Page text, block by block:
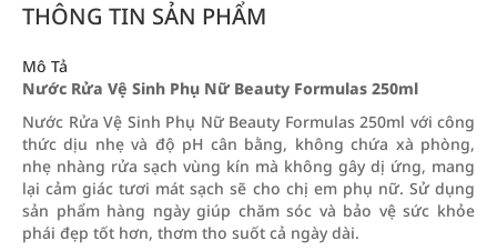
THÔNG TIN SẢN PHẨM
Mô Tả
Nước Rửa Vệ Sinh Phụ Nữ Beauty Formulas 250ml
Nước Rửa Vệ Sinh Phụ Nữ Beauty Formulas 250ml với công
thức dịu nhẹ và độ pH cân bằng, không chứa xà phòng,
nhẹ nhàng rửa sạch vùng kín mà không gây dị ứng, mang
lại cảm giác tươi mát sạch sẽ cho chị em phụ nữ. Sử dụng
sản phẩm hàng ngày giúp chăm sóc và bảo vệ sức khỏe
phái đẹp tốt hơn, thơm tho suốt cả ngày dài.